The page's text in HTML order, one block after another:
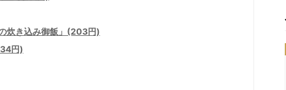
炊き込み御飯」(203円)
円)